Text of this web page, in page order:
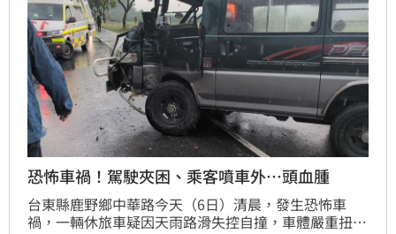
恐怖車禍！駕駛夾困、乘客噴車外…頭血腫
台東縣鹿野鄉中華路今天（6日）清晨，發生恐怖車
禍，一輛休旅車疑因天雨路滑失控自撞，車體嚴重扭曲